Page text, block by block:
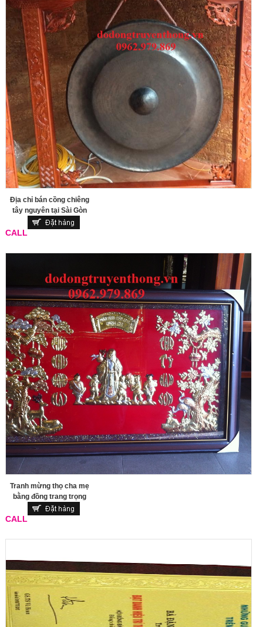
Địa chỉ bán cồng chiêng
tây nguyên tại Sài Gòn
CALL
Tranh mừng thọ cha mẹ
bằng đồng trang trọng
CALL